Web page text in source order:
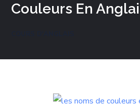
Couleurs En